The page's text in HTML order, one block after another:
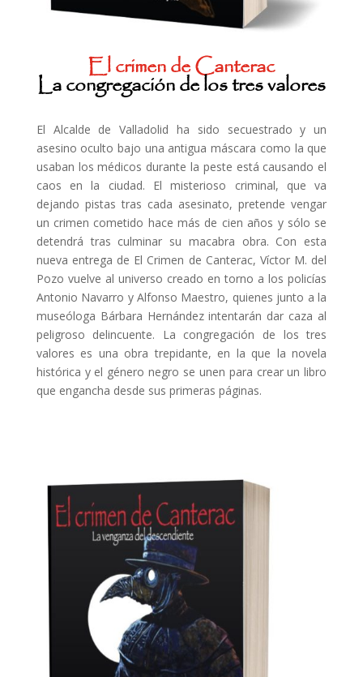
El crimen de Canterac
La congregación de los tres valores
El Alcalde de Valladolid ha sido secuestrado y un
asesino oculto bajo una antigua máscara como la que
usaban los médicos durante la peste está causando el
caos en la ciudad. El misterioso criminal, que va
dejando pistas tras cada asesinato, pretende vengar
un crimen cometido hace más de cien años y sólo se
detendrá tras culminar su macabra obra. Con esta
nueva entrega de El Crimen de Canterac, Víctor M. del
Pozo vuelve al universo creado en torno a los policías
Antonio Navarro y Alfonso Maestro, quienes junto a la
museóloga Bárbara Hernández intentarán dar caza al
peligroso delincuente. La congregación de los tres
valores es una obra trepidante, en la que la novela
histórica y el género negro se unen para crear un libro
que engancha desde sus primeras páginas.